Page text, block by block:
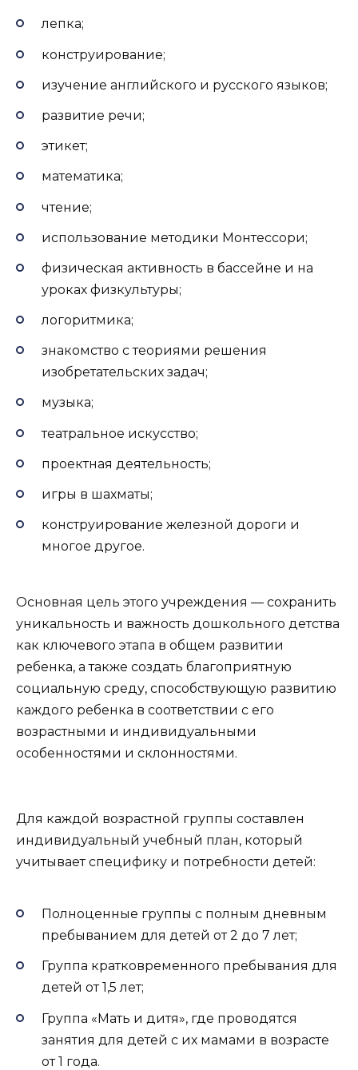
лепка;
конструирование;
изучение английского и русского языков;
развитие речи;
этикет;
математика;
чтение;
использование методики Монтессори;
физическая активность в бассейне и на
уроках физкультуры;
логоритмика;
знакомство с теориями решения
изобретательских задач;
музыка;
театральное искусство;
проектная деятельность;
игры в шахматы;
конструирование железной дороги и
многое другое.
Основная цель этого учреждения — сохранить
уникальность и важность дошкольного детства
как ключевого этапа в общем развитии
ребенка, а также создать благоприятную
социальную среду, способствующую развитию
каждого ребенка в соответствии с его
возрастными и индивидуальными
особенностями и склонностями.
Для каждой возрастной группы составлен
индивидуальный учебный план, который
учитывает специфику и потребности детей:
Полноценные группы с полным дневным
пребыванием для детей от 2 до 7 лет;
Группа кратковременного пребывания для
детей от 1,5 лет;
Группа «Мать и дитя», где проводятся
занятия для детей с их мамами в возрасте
от 1 года.